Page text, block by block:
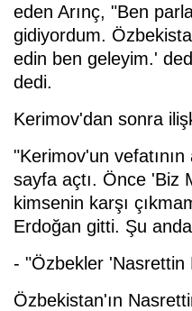
eden Arınç, "Ben
gidiyordum.
edin ben geleyim.'
dedi.
Kerimov'dan sonra
"Kerimov'un
sayfa açtı. Önce 'Biz
kimsenin karşı
Erdoğan gitti. Şu
- "Özbekler 'Nasrettin
Özbekistan'ın